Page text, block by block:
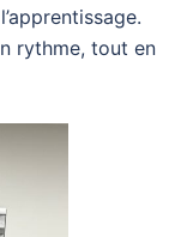
rythme, tout en